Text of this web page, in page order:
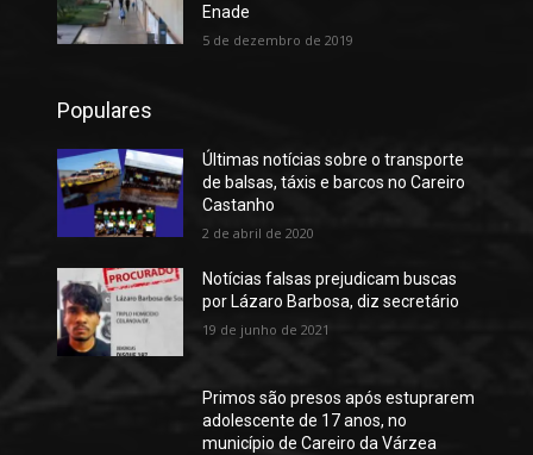
Enade
5 de dezembro de 2019
Populares
Últimas notícias sobre o transporte
de balsas, táxis e barcos no Careiro
Castanho
2 de abril de 2020
Notícias falsas prejudicam buscas
por Lázaro Barbosa, diz secretário
19 de junho de 2021
Primos são presos após estuprarem
adolescente de 17 anos, no
município de Careiro da Várzea